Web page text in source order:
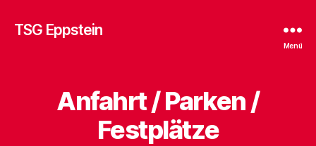
TSG Eppstein
Menü
Anfahrt / Parken /
Festplätze